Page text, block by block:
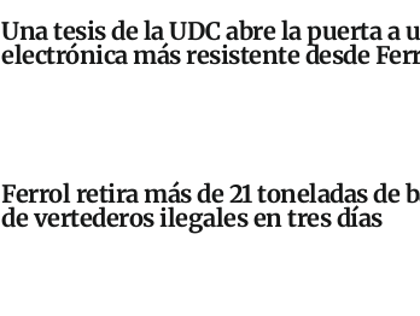
Una tesis de la UDC abre la puerta a
electrónica más resistente desde
Ferrol retira más de 21 toneladas de
de vertederos ilegales en tres días